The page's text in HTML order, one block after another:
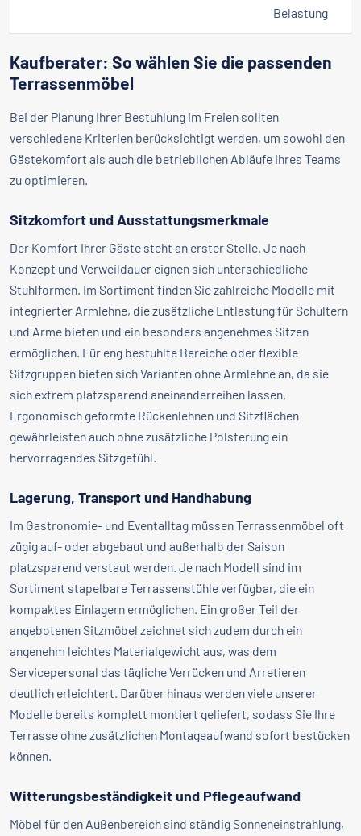
Belastung
Kaufberater: So wählen Sie die passenden
Terrassenmöbel
Bei der Planung Ihrer Bestuhlung im Freien sollten
verschiedene Kriterien berücksichtigt werden, um sowohl den
Gästekomfort als auch die betrieblichen Abläufe Ihres Teams
zu optimieren.
Sitzkomfort und Ausstattungsmerkmale
Der Komfort Ihrer Gäste steht an erster Stelle. Je nach
Konzept und Verweildauer eignen sich unterschiedliche
Stuhlformen. Im Sortiment finden Sie zahlreiche Modelle mit
integrierter Armlehne, die zusätzliche Entlastung für Schultern
und Arme bieten und ein besonders angenehmes Sitzen
ermöglichen. Für eng bestuhlte Bereiche oder flexible
Sitzgruppen bieten sich Varianten ohne Armlehne an, da sie
sich extrem platzsparend aneinanderreihen lassen.
Ergonomisch geformte Rückenlehnen und Sitzflächen
gewährleisten auch ohne zusätzliche Polsterung ein
hervorragendes Sitzgefühl.
Lagerung, Transport und Handhabung
Im Gastronomie- und Eventalltag müssen Terrassenmöbel oft
zügig auf- oder abgebaut und außerhalb der Saison
platzsparend verstaut werden. Je nach Modell sind im
Sortiment stapelbare Terrassenstühle verfügbar, die ein
kompaktes Einlagern ermöglichen. Ein großer Teil der
angebotenen Sitzmöbel zeichnet sich zudem durch ein
angenehm leichtes Materialgewicht aus, was dem
Servicepersonal das tägliche Verrücken und Arretieren
deutlich erleichtert. Darüber hinaus werden viele unserer
Modelle bereits komplett montiert geliefert, sodass Sie Ihre
Terrasse ohne zusätzlichen Montageaufwand sofort bestücken
können.
Witterungsbeständigkeit und Pflegeaufwand
Möbel für den Außenbereich sind ständig Sonneneinstrahlung,